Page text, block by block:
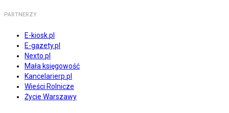
PARTNERZY
E-kiosk.pl
E-gazety.pl
Nexto.pl
Mała księgowość
Kancelarierp.pl
Wieści Rolnicze
Życie Warszawy